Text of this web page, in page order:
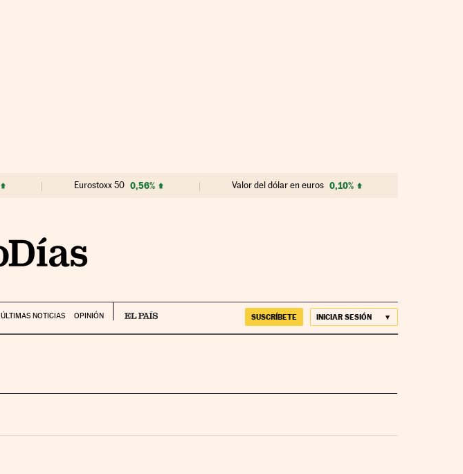
Eurostoxx 50 0,56% Valor del dólar en euros 0,10%
ÚLTIMAS NOTICIAS OPINIÓN SUSCRÍBETE INICIAR SESIÓN